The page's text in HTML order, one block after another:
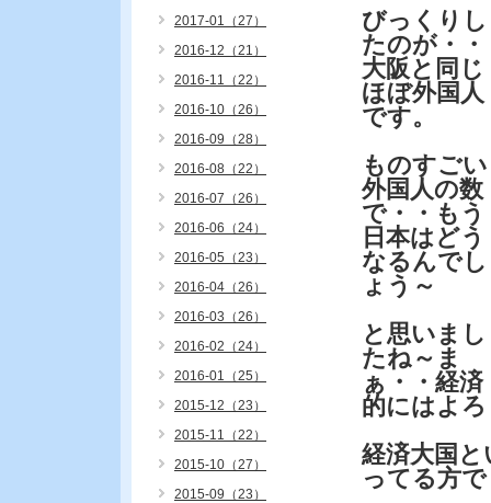
びっくりし
たのが・・
大阪と同じ
ほぼ外国人
です。
ものすごい
外国人の数
で・・もう
日本はどう
なるんでし
ょう～
と思いまし
たね～ま
ぁ・・経済
的にはよ
経済大国
ってる方で
2017-01（27）
2016-12（21）
2016-11（22）
2016-10（26）
2016-09（28）
2016-08（22）
2016-07（26）
2016-06（24）
2016-05（23）
2016-04（26）
2016-03（26）
2016-02（24）
2016-01（25）
2015-12（23）
2015-11（22）
2015-10（27）
2015-09（23）